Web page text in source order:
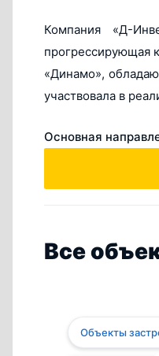
Компания «Д-
прогрессирующая
«Динамо»,
участвовала в
Основная
возведение
Флагманским
выбор от студий
Все
Объекты